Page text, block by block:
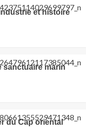
et histoire
sanctuaire marin
du Cap oriental